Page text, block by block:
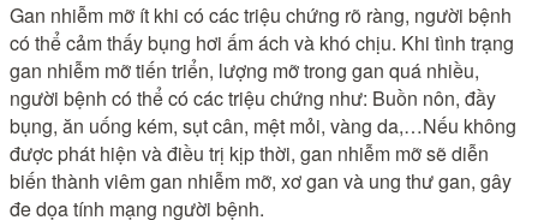
Gan nhiễm mỡ ít khi có các triệu chứng rõ ràng, người bệnh
có thể cảm thấy bụng hơi ấm ách và khó chịu. Khi tình trạng
gan nhiễm mỡ tiến triển, lượng mỡ trong gan quá nhiều,
người bệnh có thể có các triệu chứng như: Buồn nôn, đầy
bụng, ăn uống kém, sụt cân, mệt mỏi, vàng da,…Nếu không
được phát hiện và điều trị kịp thời, gan nhiễm mỡ sẽ diễn
biến thành viêm gan nhiễm mỡ, xơ gan và ung thư gan, gây
đe dọa tính mạng người bệnh.